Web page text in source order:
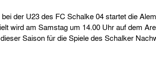
der U23 des FC Schalke 04 startet die
wird am Samstag um 14.00 Uhr auf dem
dieser Saison für die Spiele des Schalker